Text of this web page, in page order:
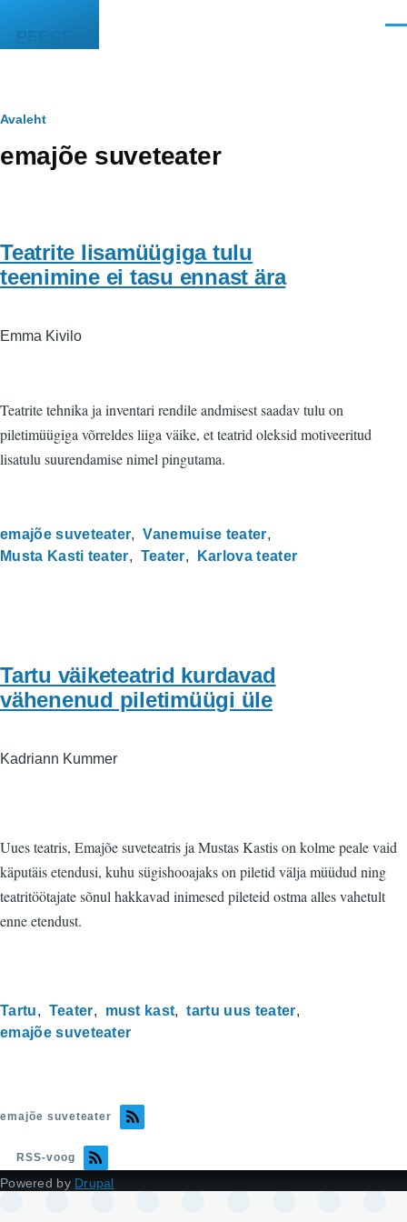
PEEGEL
Leivapuru
Avaleht
emajõe suveteater
Teatrite lisamüügiga tulu
teenimine ei tasu ennast ära
Emma Kivilo
Teatrite tehnika ja inventari rendile andmisest saadav tulu on
piletimüügiga võrreldes liiga väike, et teatrid oleksid motiveeritud
lisatulu suurendamise nimel pingutama.
emajõe suveteater
Vanemuise teater
Musta Kasti teater
Teater Karlova teater
Tartu väiketeatrid kurdavad
vähenenud piletimüügi üle
Kadriann Kummer
Uues teatris, Emajõe suveteatris ja Mustas Kastis on kolme peale vaid
käputäis etendusi, kuhu sügishooajaks on piletid välja müüdud ning
teatritöötajate sõnul hakkavad inimesed pileteid ostma alles vahetult
enne etendust.
Tartu Teater must kast
tartu uus teater
emajõe suveteater
emajõe suveteater
RSS-voog
Powered by Drupal